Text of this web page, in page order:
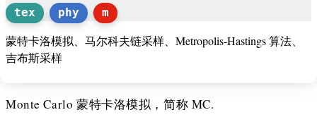
tex phy m
蒙特卡洛模拟、马尔科夫链采样、Metropolis-Hastings 算法、
吉布斯采样
Monte Carlo 蒙特卡洛模拟，简称 MC.